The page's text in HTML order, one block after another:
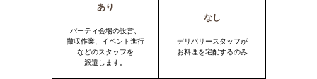
あり
パーティ会場の設営、
撤収作業、イベント進行
などのスタッフを
派遣します。
なし
デリバリースタッフが
お料理を宅配するのみ